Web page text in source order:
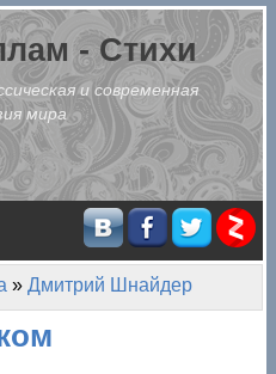
- Стихи
и современная
мира
» Дмитрий Шнайдер